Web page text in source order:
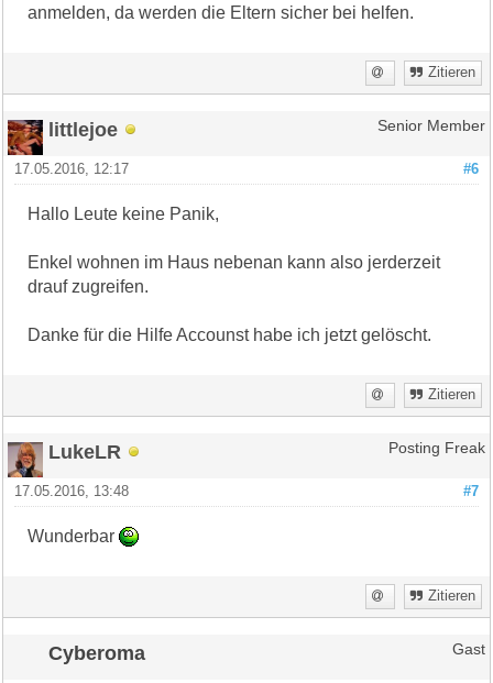
anmelden, da werden die Eltern sicher bei helfen.
Zitieren
littlejoe Senior Member
#6
17.05.2016, 12:17
Hallo Leute keine Panik,
Enkel wohnen im Haus nebenan kann also jerderzeit
drauf zugreifen.
Danke für die Hilfe Accounst habe ich jetzt gelöscht.
Zitieren
LukeLR Posting Freak
#7
17.05.2016, 13:48
Wunderbar
Zitieren
Cyberoma Gast